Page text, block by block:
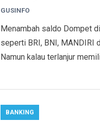
GUSINFO
Menambah saldo Dompet
seperti BRI, BNI, MANDIRI
Namun kalau terlanjur
BANKING